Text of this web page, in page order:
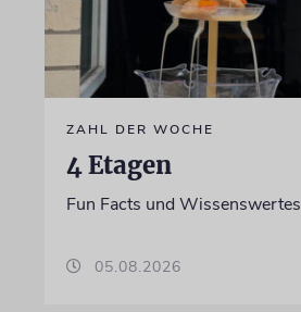
ZAHL DER WOCHE
4 Etagen
Fun Facts und Wissenswertes
05.08.2026